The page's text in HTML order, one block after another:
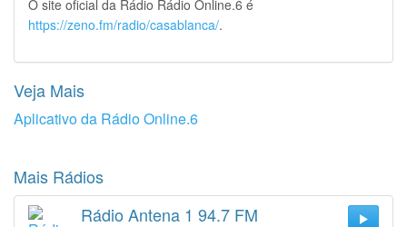
O site oficial da Rádio Rádio Online.6 é
https://zeno.fm/radio/casablanca/.
Veja Mais
Aplicativo da Rádio Online.6
Mais Rádios
Rádio Antena 1 94.7 FM